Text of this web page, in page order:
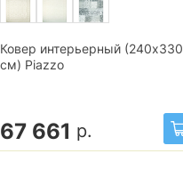
Ковер интерьерный (240x330
см) Piazzo
67 661 р.